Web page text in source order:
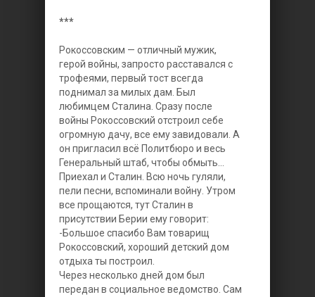
***
Рокоссовским — отличный мужик,
герой войны, запросто расставался с
трофеями, первый тост всегда
поднимал за милых дам. Был
любимцем Сталина. Сразу после
войны Рокоссовский отстроил себе
огромную дачу, все ему завидовали. А
он пригласил всё Политбюро и весь
Генеральный штаб, чтобы обмыть...
Приехал и Сталин. Всю ночь гуляли,
пели песни, вспоминали войну. Утром
все прощаются, тут Сталин в
присутствии Берии ему говорит:
-Большое спасибо Вам товарищ
Рокоссовский, хороший детский дом
отдыха ты построил.
Через несколько дней дом был
передан в социальное ведомство. Сам